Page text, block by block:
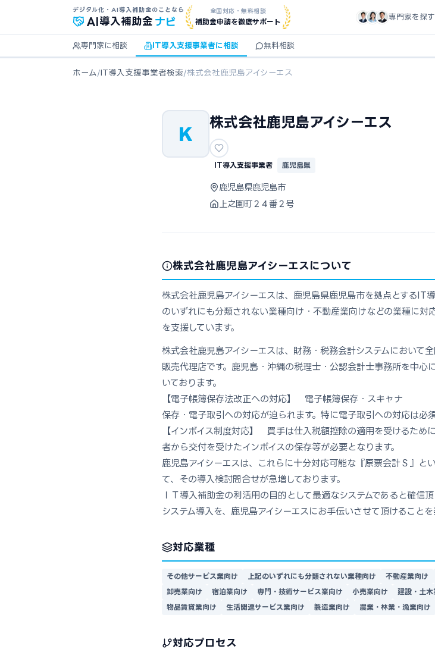
デジタル化・AI導入補助金のことなら
AI導入補助金 ナビ
全国対応・無料相談
補助金申請を徹底サポート
専門家を探す
専門家に相談 IT導入支援事業者に相談 無料相談
ホーム /IT導入支援事業者検索/株式会社鹿児島アイシーエス
K
株式会社鹿児島アイシーエス
IT導入支援事業者 鹿児島県
鹿児島県鹿児島市
上之園町２４番２号
株式会社鹿児島アイシーエスについて
株式会社鹿児島アイシーエスは、鹿児島県鹿児島市を拠点とするIT
のいずれにも分類されない業種向け・不動産業向けなどの業種に
を支援しています。
株式会社鹿児島アイシーエスは、財務・税務会計システムにおいて
販売代理店です。鹿児島・沖縄の税理士・公認会計士事務所を中心
いております。
【電子帳簿保存法改正への対応】 電子帳簿保存・スキャナ
保存・電子取引への対応が迫られます。特に電子取引への対応
【インボイス制度対応】 買手は仕入税額控除の適用を受けるため
者から交付を受けたインボイスの保存等が必要となります。
鹿児島アイシーエスは、これらに十分対応可能な『原票会計Ｓ』と
て、その導入検討問合せが急増しております。
ＩＴ導入補助金の利活用の目的として最適なシステムであると確信
システム導入を、鹿児島アイシーエスにお手伝いさせて頂けることを
対応業種
その他サービス業向け 上記のいずれにも分類されない業種向け 不動産業向け
卸売業向け
宿泊業向け 専門・技術サービス業向け 小売業向け 建設・土木
物品賃貸業向け
生活関連サービス業向け 製造業向け 農業・林業・漁業向け
対応プロセス